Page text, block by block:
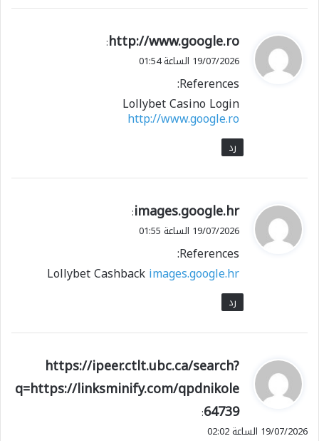
ي
ق
ل
http://www.google.ro
:
19/07/2026 الساعة 01:54
References:
Lollybet Casino Login
http://www.google.ro
رد
ي
ق
ل
images.google.hr
:
19/07/2026 الساعة 01:55
References:
Lollybet Cashbackimages.google.hr
رد
ي
و
ل
https://ipeer.ctlt.ubc.ca/search?
q=https://linksminify.com/qpdnikole
64739
:
19/07/2026 الساعة 02:02